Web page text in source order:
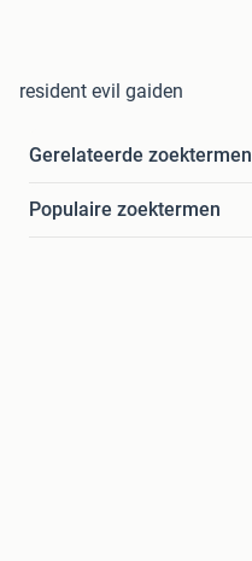
resident evil gaiden
Gerelateerde zoektermen
Populaire zoektermen